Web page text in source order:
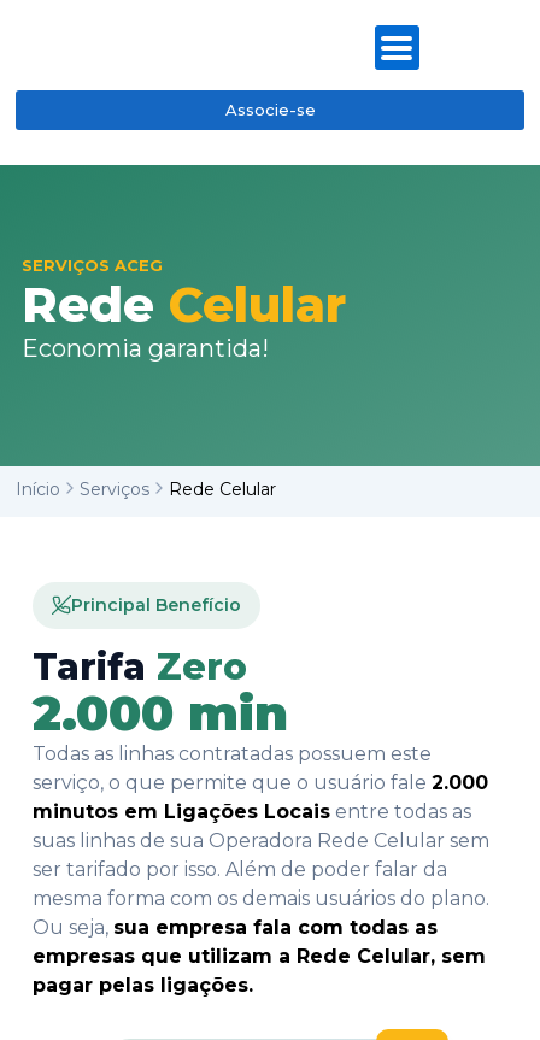
conteúdo
Associe-se
SERVIÇOS ACEG
Rede Celular
Economia garantida!
Início Serviços Rede Celular
Principal Benefício
Tarifa Zero
2.000 min
Todas as linhas contratadas possuem este
serviço, o que permite que o usuário fale 2.000
minutos em Ligações Locaisentre todas as
suas linhas de sua Operadora Rede Celular sem
ser tarifado por isso. Além de poder falar da
mesma forma com os demais usuários do plano.
Ou seja, sua empresa fala com todas as
empresas que utilizam a Rede Celular, sem
pagar pelas ligações.